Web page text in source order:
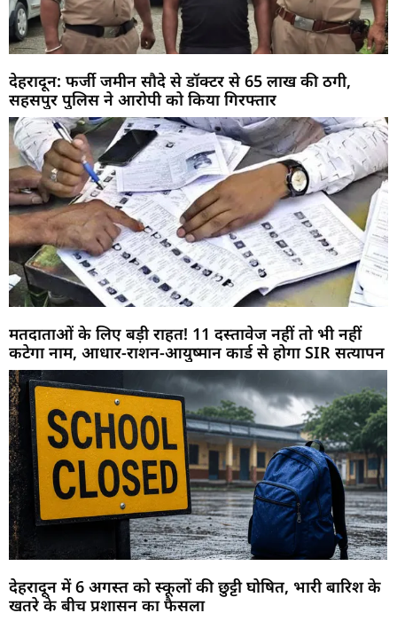
देहरादून: फर्जी जमीन सौदे से डॉक्टर से 65 लाख की ठगी,
सहसपुर पुलिस ने आरोपी को किया गिरफ्तार
मतदाताओं के लिए बड़ी राहत! 11 दस्तावेज नहीं तो भी नहीं
कटेगा नाम, आधार-राशन-आयुष्मान कार्ड से होगा SIR सत्यापन
देहरादून में 6 अगस्त को स्कूलों की छुट्टी घोषित, भारी बारिश के
खतरे के बीच प्रशासन का फैसला